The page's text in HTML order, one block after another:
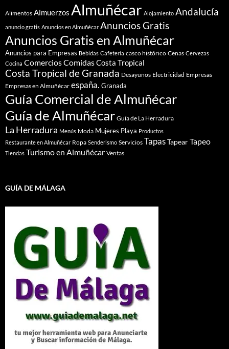
Alimentos Almuerzos Almuñécar Alojamiento Andalucía
anuncio gratis Anuncios en Almuñécar Anuncios Gratis
Anuncios Gratis en Almuñécar
Anuncios para Empresas Bebidas Cafetería casco histórico Cenas Cervezas
Cocina ComerciosComidasCosta Tropical
Costa Tropical de Granada Desayunos Electricidad Empresas
Empresas en Almuñécar españa. Granada
Guía Comercial de Almuñécar
Guía de Almuñécar Guía de La Herradura
La Herradura Menús Moda Mujeres Playa Productos
Restaurante en Almuñécar Ropa Senderismo Servicios TapasTapearTapeo
Tiendas Turismo en Almuñécar Ventas
GUÍA DE MÁLAGA